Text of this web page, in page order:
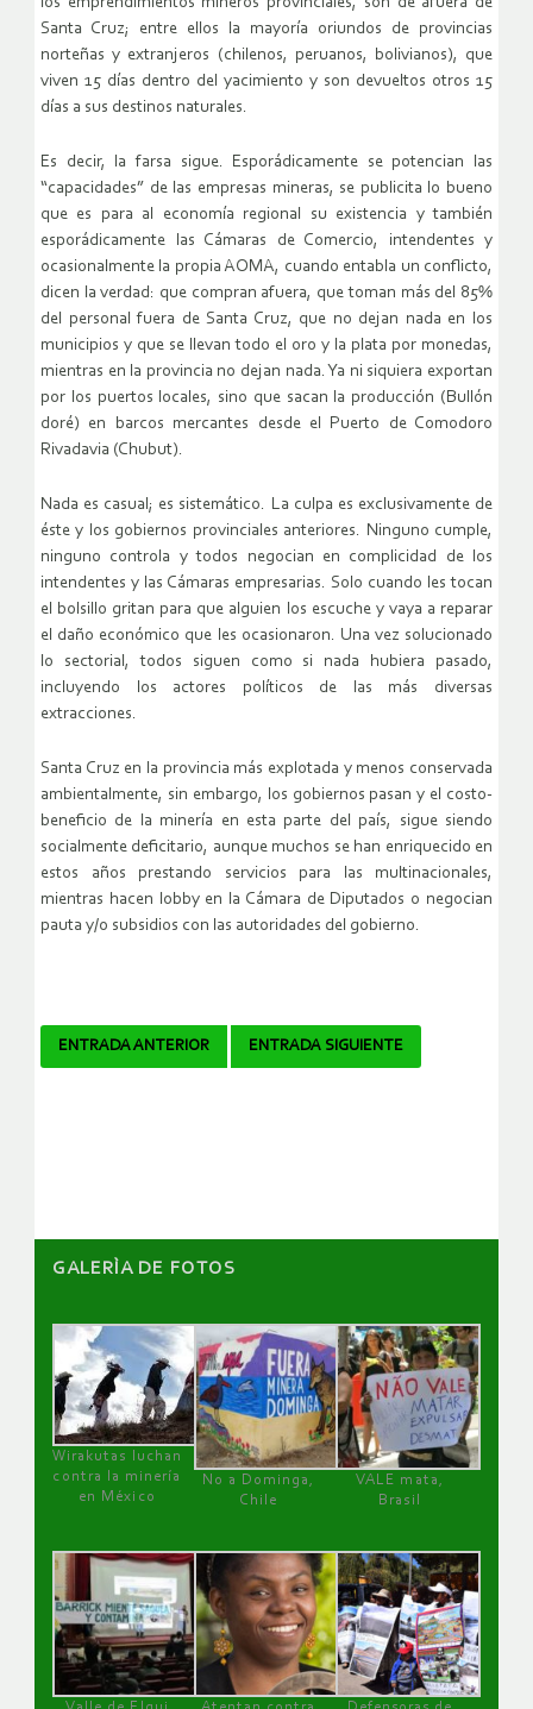
Santa Cruz; entre ellos la mayoría oriundos de provincias
norteñas y extranjeros (chilenos, peruanos, bolivianos), que
viven 15 días dentro del yacimiento y son devueltos otros 15
días a sus destinos naturales.
Es decir, la farsa sigue. Esporádicamente se potencian las
“capacidades” de las empresas mineras, se publicita lo bueno
que es para al economía regional su existencia y también
esporádicamente las Cámaras de Comercio, intendentes y
ocasionalmente la propia AOMA, cuando entabla un conflicto,
dicen la verdad: que compran afuera, que toman más del 85%
del personal fuera de Santa Cruz, que no dejan nada en los
municipios y que se llevan todo el oro y la plata por monedas,
mientras en la provincia no dejan nada. Ya ni siquiera exportan
por los puertos locales, sino que sacan la producción (Bullón
doré) en barcos mercantes desde el Puerto de Comodoro
Rivadavia (Chubut).
Nada es casual; es sistemático. La culpa es exclusivamente de
éste y los gobiernos provinciales anteriores. Ninguno cumple,
ninguno controla y todos negocian en complicidad de los
intendentes y las Cámaras empresarias. Solo cuando les tocan
el bolsillo gritan para que alguien los escuche y vaya a reparar
el daño económico que les ocasionaron. Una vez solucionado
lo sectorial, todos siguen como si nada hubiera pasado,
incluyendo los actores políticos de las más diversas
extracciones.
Santa Cruz en la provincia más explotada y menos conservada
ambientalmente, sin embargo, los gobiernos pasan y el costo-
beneficio de la minería en esta parte del país, sigue siendo
socialmente deficitario, aunque muchos se han enriquecido en
estos años prestando servicios para las multinacionales,
mientras hacen lobby en la Cámara de Diputados o negocian
pauta y/o subsidios con las autoridades del gobierno.
Navegador
ENTRADA ANTERIOR ENTRADA SIGUIENTE
GALERÌA DE FOTOS
Wirakutas luchan
contra la minería
en México
No a Dominga,
Chile
VALE mata,
Brasil